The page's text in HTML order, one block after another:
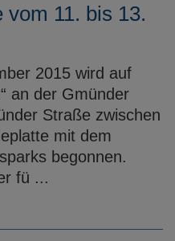
vom 11. bis 13.
2015 wird auf
an der Gmünder
Straße zwischen
mit dem
begonnen.
fü ...